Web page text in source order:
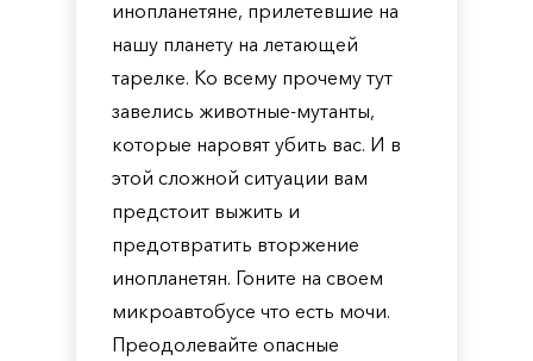
инопланетяне, прилетевшие на
нашу планету на летающей
тарелке. Ко всему прочему тут
завелись животные-мутанты,
которые наровят убить вас. И в
этой сложной ситуации вам
предстоит выжить и
предотвратить вторжение
инопланетян. Гоните на своем
микроавтобусе что есть мочи.
Преодолевайте опасные